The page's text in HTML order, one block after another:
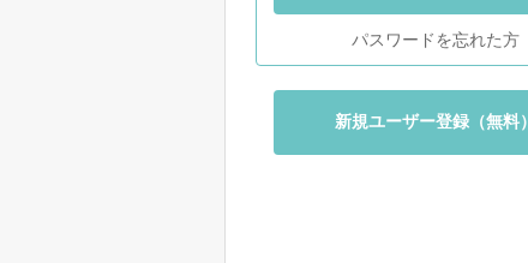
パスワードを忘れた方
新規ユーザー登録（無料）